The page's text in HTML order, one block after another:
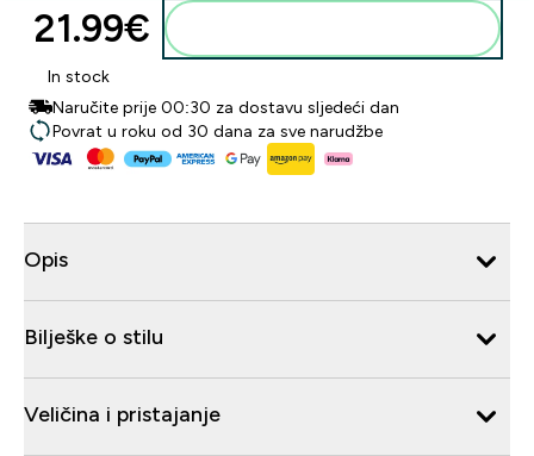
21.99€‎
In stock
Naručite prije 00:30 za dostavu sljedeći dan
Povrat u roku od 30 dana za sve narudžbe
Opis
Bilješke o stilu
Veličina i pristajanje